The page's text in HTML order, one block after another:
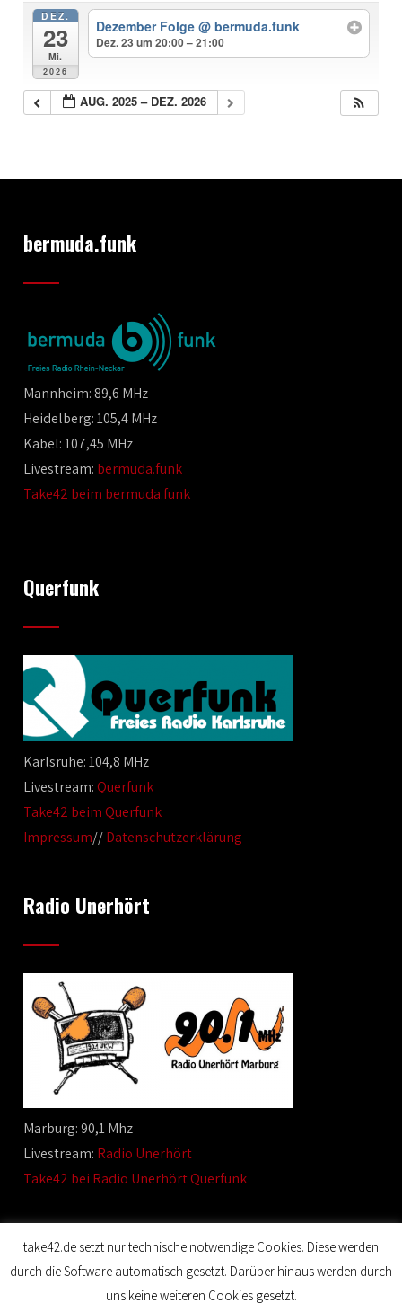
DEZ.
23
Mi.
2026
Dezember Folge @ bermuda.funk
Dez. 23 um 20:00 – 21:00
AUG. 2025 – DEZ. 2026
bermuda.funk
Mannheim: 89,6 MHz
Heidelberg: 105,4 MHz
Kabel: 107,45 MHz
Livestream: bermuda.funk
Take42 beim bermuda.funk
Querfunk
Karlsruhe: 104,8 MHz
Livestream:Querfunk
Take42 beim Querfunk
Impressum//Datenschutzerklärung
Radio Unerhört
Marburg: 90,1 Mhz
Livestream: Radio Unerhört
Take42 bei Radio Unerhört Querfunk
© 2020 Film Maker. All Rights Reserved. Designed by SKT
Themes.
take42.de setzt nur technische notwendige Cookies. Diese werden
durch die Software automatisch gesetzt. Darüber hinaus werden durch
uns keine weiteren Cookies gesetzt.